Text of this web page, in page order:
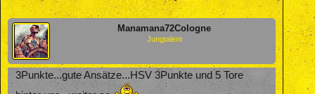
Manamana72Cologne
Jungtalent
3Punkte...gute Ansätze...HSV 3Punkte und 5 Tore